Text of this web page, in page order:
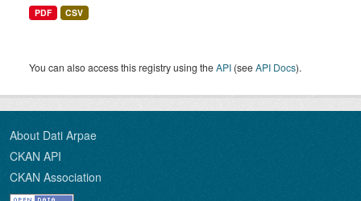
PDF CSV
You can also access this registry using theAPI (seeAPI Docs).
About Dati Arpae
CKAN API
CKAN Association